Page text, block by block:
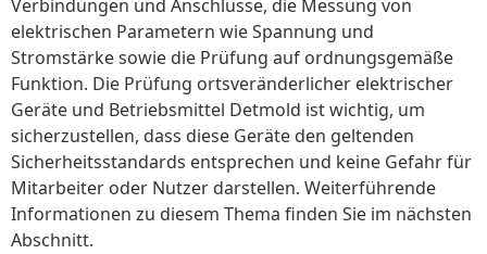
Verbindungen und Anschlüsse, die Messung von
elektrischen Parametern wie Spannung und
Stromstärke sowie die Prüfung auf ordnungsgemäße
Funktion. Die Prüfung ortsveränderlicher elektrischer
Geräte und Betriebsmittel Detmold ist wichtig, um
sicherzustellen, dass diese Geräte den geltenden
Sicherheitsstandards entsprechen und keine Gefahr für
Mitarbeiter oder Nutzer darstellen. Weiterführende
Informationen zu diesem Thema finden Sie im nächsten
Abschnitt.